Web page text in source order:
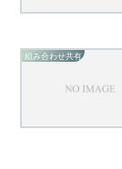
組み合わせ共有